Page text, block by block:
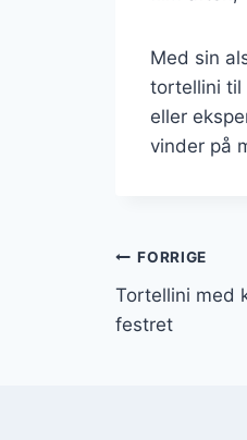
Med sin
tortellini til
eller
vinder på
FORRIGE
Tortellini med
festret